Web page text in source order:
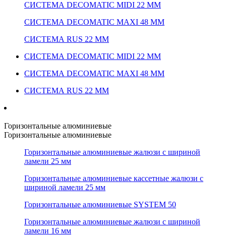
СИСТЕМА DECOMATIC MIDI 22 ММ
СИСТЕМА DECOMATIC MAXI 48 ММ
СИСТЕМА RUS 22 ММ
СИСТЕМА DECOMATIC MIDI 22 ММ
СИСТЕМА DECOMATIC MAXI 48 ММ
СИСТЕМА RUS 22 ММ
Горизонтальные алюминиевые
Горизонтальные алюминиевые
Горизонтальные алюминиевые жалюзи с шириной
ламели 25 мм
Горизонтальные алюминиевые кассетные жалюзи с
шириной ламели 25 мм
Горизонтальные алюминиевые SYSTEM 50
Горизонтальные алюминиевые жалюзи с шириной
ламели 16 мм